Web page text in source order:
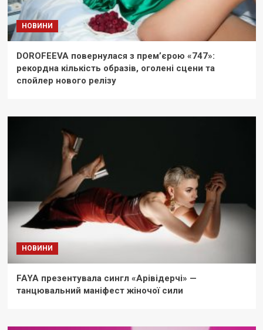
НОВИНИ
DOROFEEVA повернулася з прем’єрою «747»:
рекордна кількість образів, оголені сцени та
спойлер нового релізу
НОВИНИ
FAYA презентувала сингл «Арівідерчі» —
танцювальний маніфест жіночої сили